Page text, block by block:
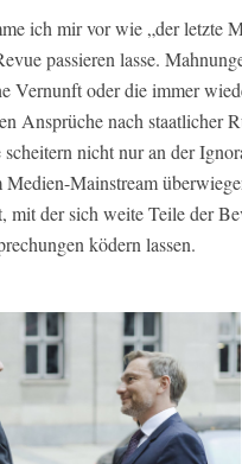
ich mir vor wie „der letzte
passieren lasse.
Vernunft oder die immer
Ansprüche nach staatlicher
nicht nur an der
Mainstream
mit der sich weite Teile der
ködern lassen.